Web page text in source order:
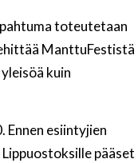
toteutetaan
ManttuFestistä
kuin
esiintyjien
pääset